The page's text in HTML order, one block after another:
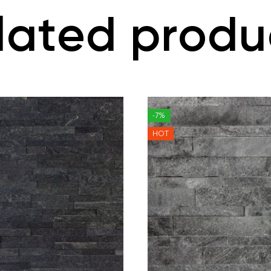
-7%
HOT